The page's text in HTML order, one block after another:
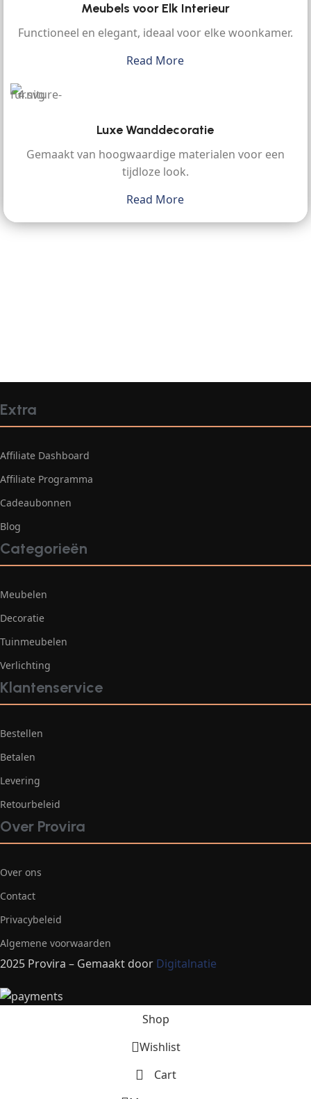
Meubels voor Elk Interieur
Functioneel en elegant, ideaal voor elke woonkamer.
Read More
Luxe Wanddecoratie
Gemaakt van hoogwaardige materialen voor een
tijdloze look.
Read More
Extra
Affiliate Dashboard
Affiliate Programma
Cadeaubonnen
Blog
Categorieën
Meubelen
Decoratie
Tuinmeubelen
Verlichting
Klantenservice
Bestellen
Betalen
Levering
Retourbeleid
Over Provira
Over ons
Contact
Privacybeleid
Algemene voorwaarden
2025 Provira – Gemaakt door Digitalnatie
Shop
Wishlist
Cart